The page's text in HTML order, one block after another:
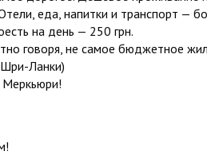
еда, напитки и транспорт —
на день — 250 грн.
говоря, не самое бюджетное
Ланки)